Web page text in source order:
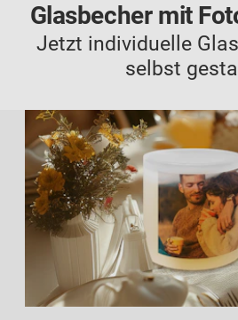
Glasbecher mit
Jetzt individuelle
selbst